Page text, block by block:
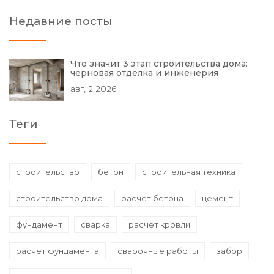
Недавние посты
Что значит 3 этап строительства дома:
черновая отделка и инженерия
авг, 2 2026
Теги
строительство бетон строительная техника
строительство дома расчет бетона цемент
фундамент сварка расчет кровли
расчет фундамента сварочные работы забор